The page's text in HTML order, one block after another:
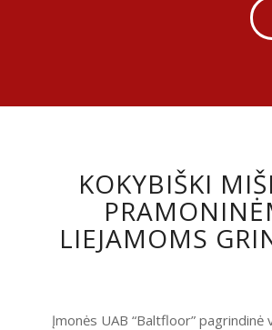
KOKYBIŠKI
LIEJAMOMS
Įmonės UAB “Baltfloor” pagrindinė